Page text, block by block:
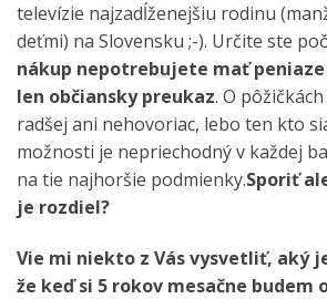
televízie najzadĺženejšiu rodinu
deťmi) na Slovensku ;-). Určite ste
nákup nepotrebujete mať peniaze
len občiansky preukaz. O
radšej ani nehovoriac, lebo ten kto
možnosti je nepriechodný v každej
na tie najhoršie podmienky.Sporiť
je rozdiel?
Vie mi niekto z Vás vysvetliť, aký
že keď si 5 rokov mesačne budem